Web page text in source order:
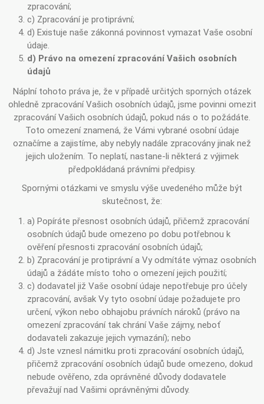
zpracování;
c) Zpracování je protiprávní;
d) Existuje naše zákonná povinnost vymazat Vaše osobní
údaje.
d) Právo na omezení zpracování Vašich osobních
údajů
Náplní tohoto práva je, že v případě určitých sporných otázek
ohledně zpracování Vašich osobních údajů, jsme povinni omezit
zpracování Vašich osobních údajů, pokud nás o to požádáte.
Toto omezení znamená, že Vámi vybrané osobní údaje
označíme a zajistíme, aby nebyly nadále zpracovány jinak než
jejich uložením. To neplatí, nastane-li některá z výjimek
předpokládaná právními předpisy.
Spornými otázkami ve smyslu výše uvedeného může být
skutečnost, že:
a) Popíráte přesnost osobních údajů, přičemž zpracování
osobních údajů bude omezeno po dobu potřebnou k
ověření přesnosti zpracování osobních údajů;
b) Zpracování je protiprávní a Vy odmítáte výmaz osobních
údajů a žádáte místo toho o omezení jejich použití;
c) dodavatel již Vaše osobní údaje nepotřebuje pro účely
zpracování, avšak Vy tyto osobní údaje požadujete pro
určení, výkon nebo obhajobu právních nároků (právo na
omezení zpracování tak chrání Vaše zájmy, neboť
dodavateli zakazuje jejich vymazání); nebo
d) Jste vznesl námitku proti zpracování osobních údajů,
přičemž zpracování osobních údajů bude omezeno, dokud
nebude ověřeno, zda oprávněné důvody dodavatele
převažují nad Vašimi oprávněnými důvody.